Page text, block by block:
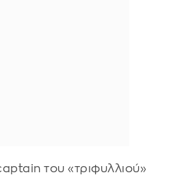
του «τριφυλλιού»